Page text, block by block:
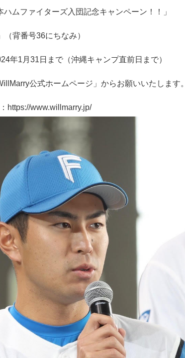
ムファイターズ入団記念キャンペーン！！」
背番号36にちなみ）
年1月31日まで（沖縄キャンプ直前日まで）
公式ホームページ」からお願いいたします。
https://www.willmarry.jp/